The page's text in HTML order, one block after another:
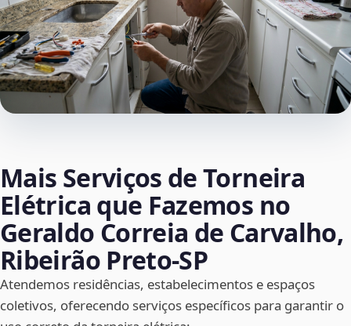
Mais Serviços de Torneira
Elétrica que Fazemos no
Geraldo Correia de Carvalho,
Ribeirão Preto‑SP
Atendemos residências, estabelecimentos e espaços
coletivos, oferecendo serviços específicos para garantir o